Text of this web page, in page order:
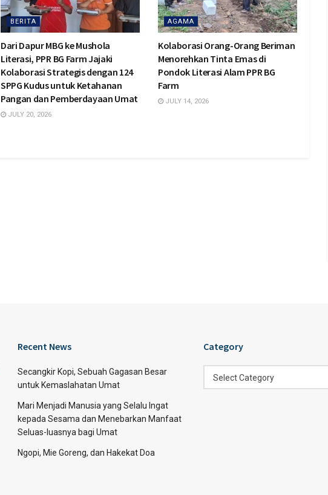
BERITA
Dari Dapur MBG ke Mushola
Literasi, PPR BG Farm Jajaki
Kolaborasi Strategis dengan 124
SPPG Kudus untuk Ketahanan
Pangan dan Pemberdayaan Umat
JULY 20, 2026
AGAMA
Kolaborasi Orang-Orang Beriman
Menorehkan Tinta Emas di
Pondok Literasi Alam PPR BG
Farm
JULY 14, 2026
Recent News
Secangkir Kopi, Sebuah Gagasan Besar
untuk Kemaslahatan Umat
Mari Menjadi Manusia yang Selalu Ingat
kepada Sesama dan Menebarkan Manfaat
Seluas-luasnya bagi Umat
Ngopi, Mie Goreng, dan Hakekat Doa
Category
Select Category